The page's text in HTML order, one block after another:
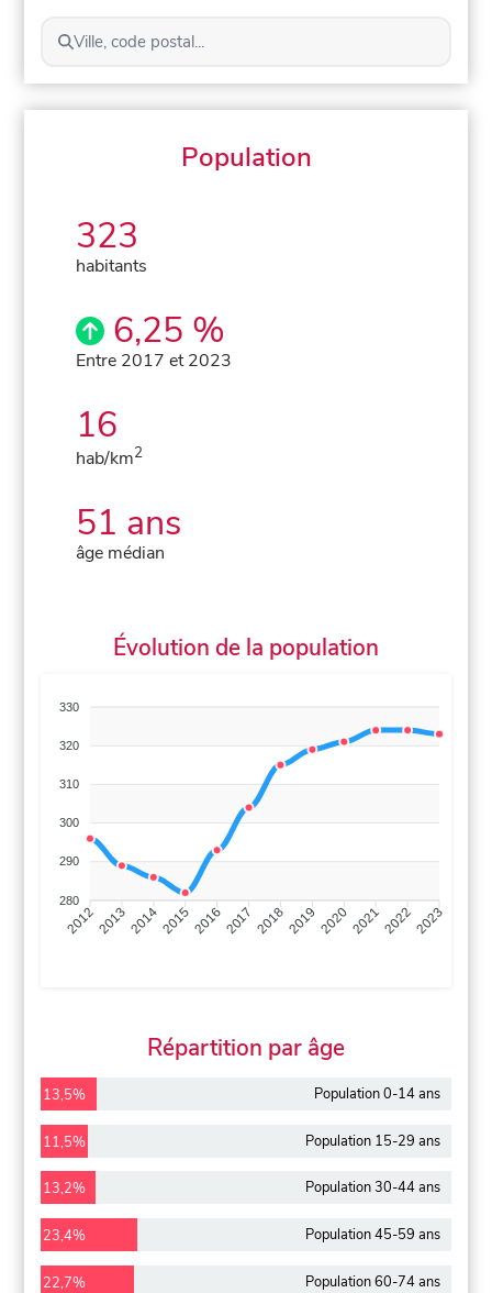
Ville, code postal...
Population
323
habitants
6,25 %
Entre 2017 et 2023
16
hab/km2
51 ans
âge médian
Évolution de la population
330
320
310
300
290
280
201220132014201520162017 20182019 2020202120222023
Répartition par âge
13,5% Population 0-14 ans
11,5% Population 15-29 ans
13,2% Population 30-44 ans
23,4% Population 45-59 ans
22,7% Population 60-74 ans